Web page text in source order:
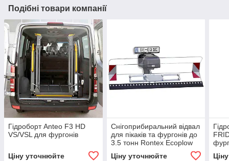
Подібні товари компанії
Гідроборт Anteo F3 HD
VS/VSL для фургонів
Ціну уточнюйте
Снігоприбиральний відвал
для пікаків та фургонів до
3.5 тонн Rontex Ecoplow
Ціну уточнюйте